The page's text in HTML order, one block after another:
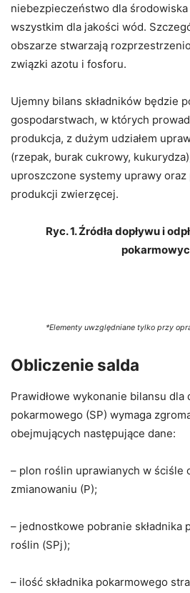
niebezpieczeństwo dla
wszystkim dla jakości wód.
obszarze stwarzają
związki azotu i fosforu.
Ujemny bilans składników będzie
gospodarstwach, w których
produkcja, z dużym udziałem
(rzepak, burak cukrowy,
uproszczone systemy uprawy oraz
produkcji zwierzęcej.
Ryc. 1. Źródła dopływu i
*Elementy uwzględniane tylko przy
Obliczenie salda
Prawidłowe wykonanie bilansu dla
pokarmowego (SP) wymaga
obejmujących następujące dane:
– plon roślin uprawianych w ściśle
zmianowaniu (P);
– jednostkowe pobranie składnika
roślin (SPj);
– ilość składnika pokarmowego